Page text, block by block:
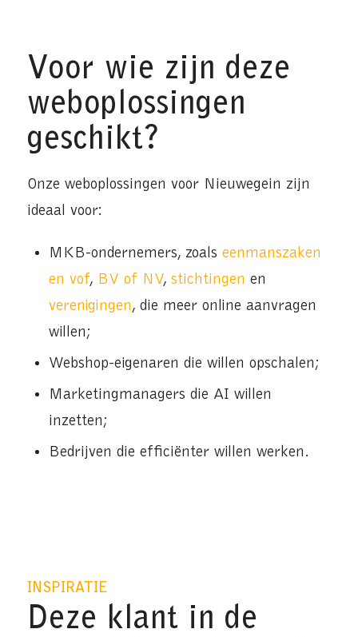
Voor wie zijn deze
weboplossingen
geschikt?
Onze weboplossingen voor Nieuwegein zijn
ideaal voor:
MKB-ondernemers, zoals eenmanszaken
en vof, BV of NV, stichtingen en
verenigingen, die meer online aanvragen
willen;
Webshop-eigenaren die willen opschalen;
Marketingmanagers die AI willen
inzetten;
Bedrijven die efficiënter willen werken.
INSPIRATIE
Deze klant in de